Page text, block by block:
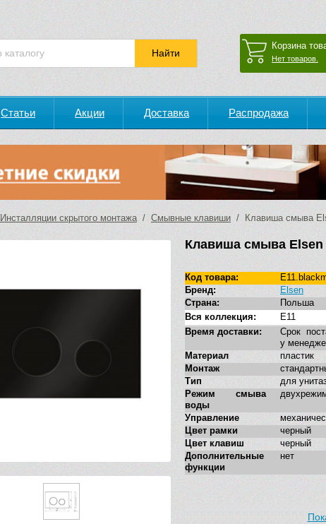
Корзина
Нет товаров.
Статьи Акции Доставка Распродажа
Инсталляции скрытого монтажа/ Смывные клавиши / Клавиша смыва
Клавиша смыва
Код товара:
Бренд:
Elsen
Страна:
Польша
Вся коллекция:
E11
Время доставки:
Срок
у
Материал
пластик
Монтаж
Тип
для
Режим смыва
воды
Управление
Цвет рамки
черный
Цвет клавиш
черный
Дополнительные
функции
нет